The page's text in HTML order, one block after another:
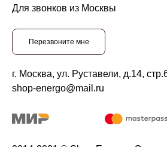
Для звонков из Москвы
Перезвоните мне
г. Москва, ул. Руставели, д.14,
shop-energo@mail.ru